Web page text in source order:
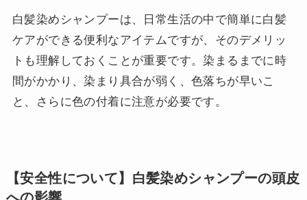
白髪染めシャンプーは、日常生活の中で簡単に白髪
ケアができる便利なアイテムですが、そのデメリッ
トも理解しておくことが重要です。染まるまでに時
間がかかり、染まり具合が弱く、色落ちが早いこ
と、さらに色の付着に注意が必要です。
【安全性について】白髪染めシャンプーの頭皮